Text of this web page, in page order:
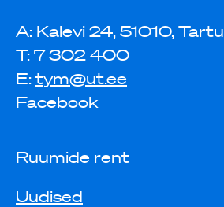
A: Kalevi 24, 51010, Tartu
T: 7 302 400
E: tym@ut.ee
Facebook
Ruumide rent
Uudised